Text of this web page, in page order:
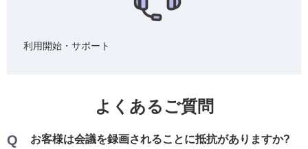
利用開始・サポート
よくあるご質問
Q お客様は会議を録画されることに抵抗がありますか?